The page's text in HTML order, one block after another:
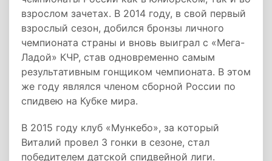
взрослом зачетах. В 2014 году, в свой первый
взрослый сезон, добился бронзы личного
чемпионата страны и вновь выиграл с «Мега-
Ладой» КЧР, став одновременно самым
результативным гонщиком чемпионата. В этом
же году являлся членом сборной России по
спидвею на Кубке мира.
В 2015 году клуб «Мункебо», за который
Виталий провел 3 гонки в сезоне, стал
победителем датской спидвейной лиги.